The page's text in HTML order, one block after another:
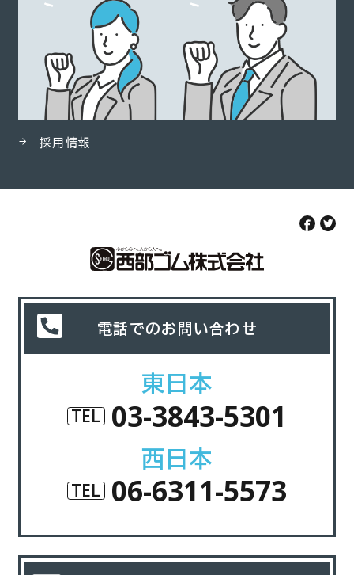
採用情報
電話でのお問い合わせ
東日本
TEL 03-3843-5301
西日本
TEL 06-6311-5573